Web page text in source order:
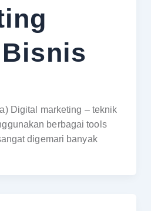
Digital marketing – teknik
berbagai tools
digemari banyak